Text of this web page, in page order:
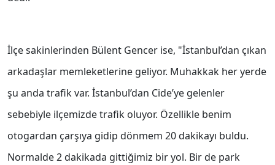
İlçe sakinlerinden Bülent Gencer ise, "İstanbul’dan çıkan
arkadaşlar memleketlerine geliyor. Muhakkak her yerde
şu anda trafik var. İstanbul’dan Cide’ye gelenler
sebebiyle ilçemizde trafik oluyor. Özellikle benim
otogardan çarşıya gidip dönmem 20 dakikayı buldu.
Normalde 2 dakikada gittiğimiz bir yol. Bir de park